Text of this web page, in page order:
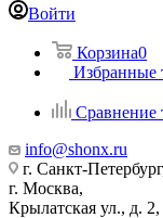
Войти
Корзина0
Избранные
Сравнение
info@shonx.ru
г. Санкт-
г. Москва,
Крылатская ул., д.